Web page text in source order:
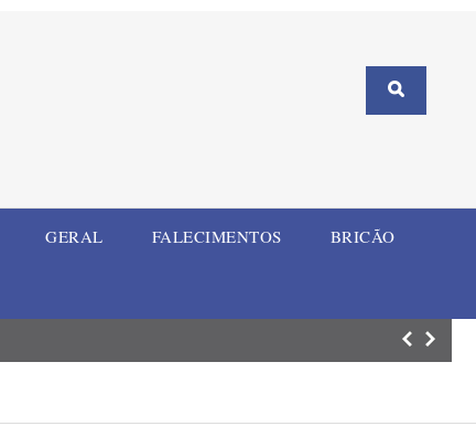
GERAL FALECIMENTOS BRICÃO
ELI Summit